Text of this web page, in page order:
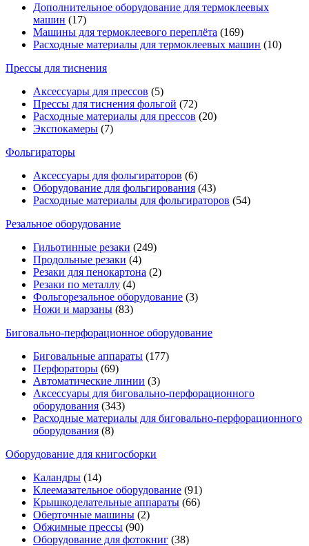
Дополнительное оборудование для термоклеевых
машин (17)
Машины для термоклеевого переплёта (169)
Расходные материалы для термоклеевых машин (10)
Прессы для тиснения
Аксессуары для прессов (5)
Прессы для тиснения фольгой (72)
Расходные материалы для прессов (20)
Экспокамеры (7)
Фольгираторы
Аксессуары для фольгираторов (6)
Оборудование для фольгирования (43)
Расходные материалы для фольгираторов (54)
Резальное оборудование
Гильотинные резаки (249)
Продольные резаки (4)
Резаки для пенокартона (2)
Резаки по металлу (4)
Фольгорезальное оборудование (3)
Ножи и марзаны (83)
Биговально-перфорационное оборудование
Биговальные аппараты (177)
Перфораторы (69)
Автоматические линии (3)
Аксессуары для биговально-перфорационного
оборудования (343)
Расходные материалы для биговально-перфорационного
оборудования (8)
Оборудование для книгосборки
Каландры (14)
Клеемазательное оборудование (91)
Крышкоделательные аппараты (66)
Оберточные машины (2)
Обжимные прессы (90)
Оборудование для фотокниг (38)